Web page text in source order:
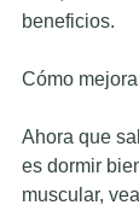
beneficios.
Cómo
Ahora que
es dormir
muscular,